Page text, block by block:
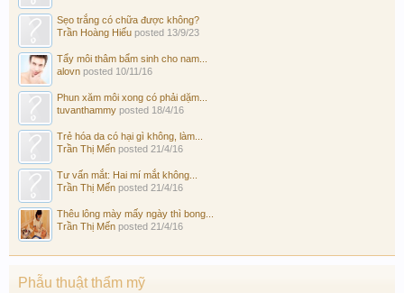
Sẹo trắng có chữa được không?
Trần Hoàng Hiếu posted 13/9/23
Tẩy môi thâm bẩm sinh cho nam...
alovn posted 10/11/16
Phun xăm môi xong có phải dặm...
tuvanthammy posted 18/4/16
Trẻ hóa da có hại gì không, làm...
Trần Thị Mến posted 21/4/16
Tư vấn mắt: Hai mí mắt không...
Trần Thị Mến posted 21/4/16
Thêu lông mày mấy ngày thì bong...
Trần Thị Mến posted 21/4/16
Phẫu thuật thẩm mỹ